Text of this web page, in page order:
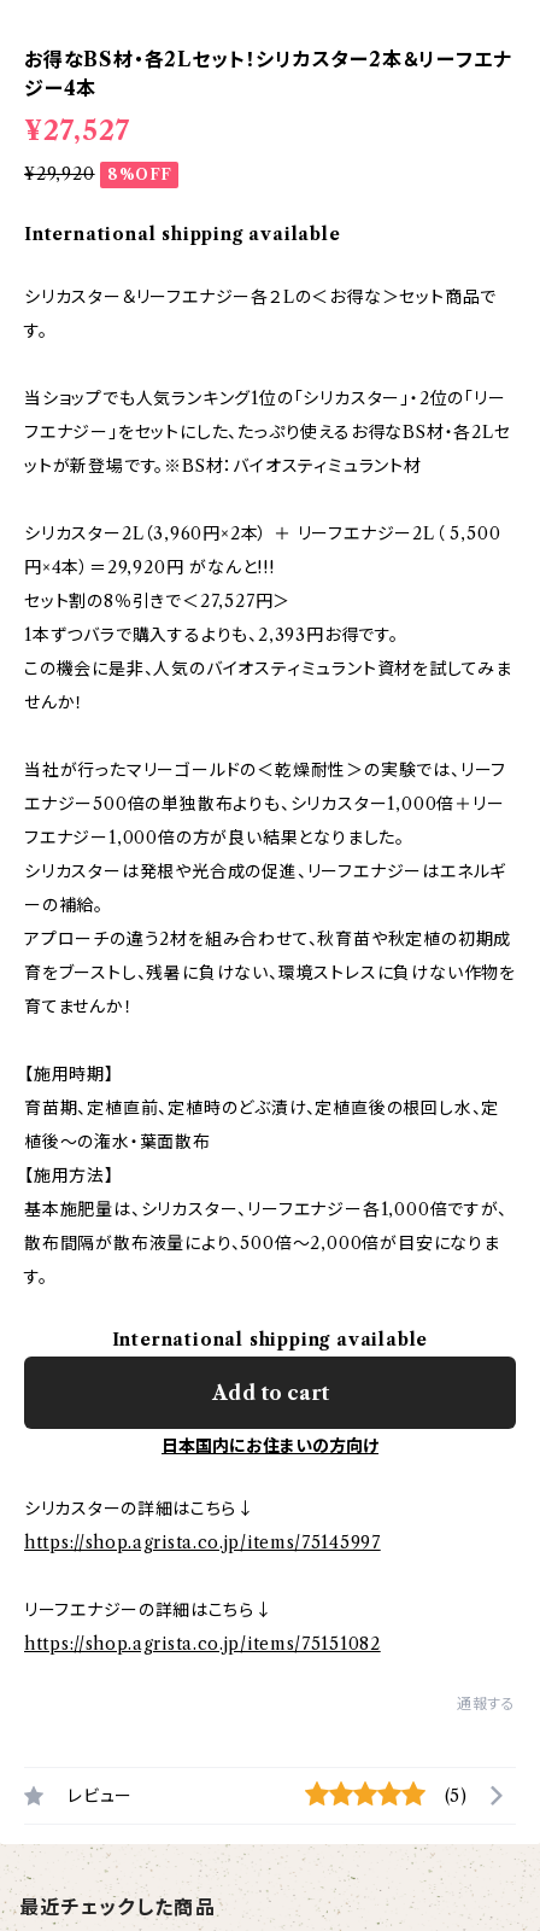
お得なBS材・各2Lセット！シリカスター2本＆リーフエナ
ジー4本
¥27,527
¥29,920 8%OFF
International shipping available
シリカスター＆リーフエナジー各２Lの＜お得な＞セット商品で
す。
当ショップでも人気ランキング1位の「シリカスター」・2位の「リー
フエナジー」をセットにした、たっぷり使えるお得なBS材・各2Lセ
ットが新登場です。※BS材：バイオスティミュラント材
シリカスター2L（3,960円×2本） ＋ リーフエナジー2L（ 5,500
円×4本）＝29,920円 がなんと!!!
セット割の8％引きで＜27,527円＞
1本ずつバラで購入するよりも、2,393円お得です。
この機会に是非、人気のバイオスティミュラント資材を試してみま
せんか！
当社が行ったマリーゴールドの＜乾燥耐性＞の実験では、リーフ
エナジー500倍の単独散布よりも、シリカスター1,000倍＋リー
フエナジー1,000倍の方が良い結果となりました。
シリカスターは発根や光合成の促進、リーフエナジーはエネルギ
ーの補給。
アプローチの違う2材を組み合わせて、秋育苗や秋定植の初期成
育をブーストし、残暑に負けない、環境ストレスに負けない作物を
育てませんか！
【施用時期】
育苗期、定植直前、定植時のどぶ漬け、定植直後の根回し水、定
植後～の潅水・葉面散布
【施用方法】
基本施肥量は、シリカスター、リーフエナジー各1,000倍ですが、
散布間隔が散布液量により、500倍～2,000倍が目安になりま
す。
International shipping available
Add to cart
日本国内にお住まいの方向け
シリカスターの詳細はこちら↓
https://shop.agrista.co.jp/items/75145997
リーフエナジーの詳細はこちら↓
https://shop.agrista.co.jp/items/75151082
通報する
レビュー (5)
最近チェックした商品